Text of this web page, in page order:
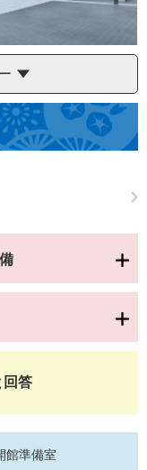
回答
館準備室